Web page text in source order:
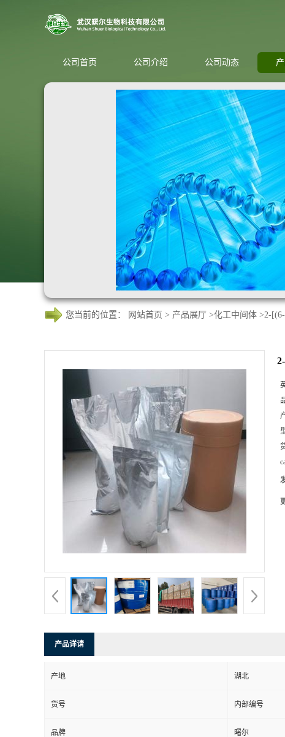
公司首页 公司介绍 公司动态
您当前的位置： 网站首页 > 产品展厅 >化工中间体 >2-
产品详请
产地 湖北
货号 内部编号
品牌 曙尔